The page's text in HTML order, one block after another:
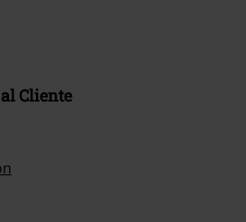
Cliente